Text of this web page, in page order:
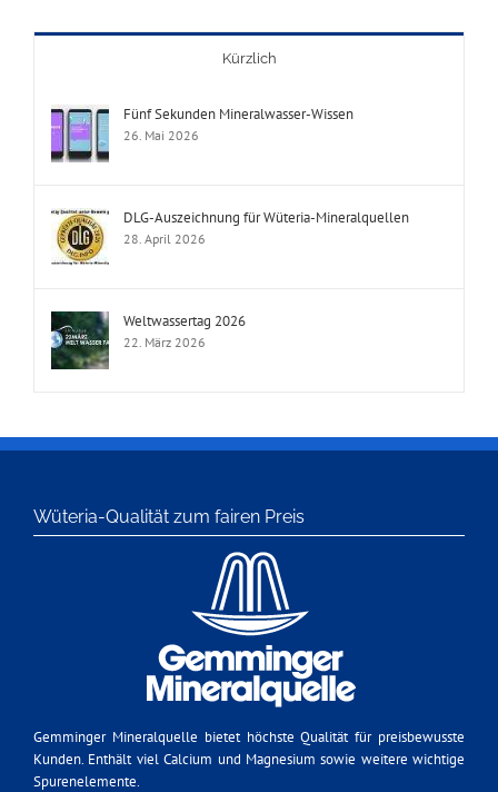
Kürzlich
Fünf Sekunden Mineralwasser-Wissen
26. Mai 2026
DLG-Auszeichnung für Wüteria-Mineralquellen
28. April 2026
Weltwassertag 2026
22. März 2026
Wüteria-Qualität zum fairen Preis
Gemminger Mineralquelle bietet höchste Qualität für preisbewusste
Kunden. Enthält viel Calcium und Magnesium sowie weitere wichtige
Spurenelemente.